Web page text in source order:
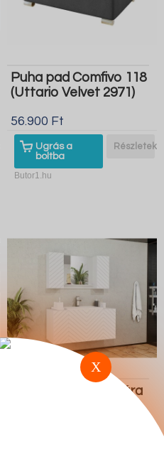
Puha pad Comfivo 118
(Uttario Velvet 2971)
56.900 Ft
Ugrás a
boltba
Részletek
Butor1.hu
Fürdőszoba garnitúra
X